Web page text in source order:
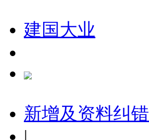
建国大业
新增及资料纠错